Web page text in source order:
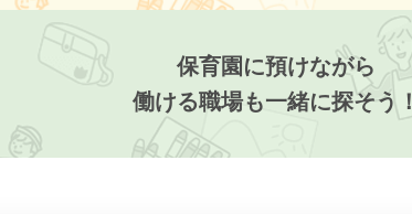
保育園に預けながら
働ける職場も一緒に探そう！